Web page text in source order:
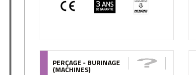
PERÇAGE - BURINAGE
(MACHINES)